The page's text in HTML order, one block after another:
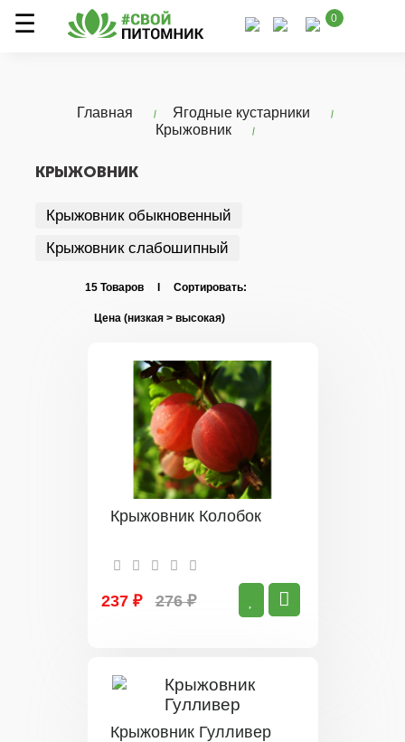
0
Главная
Ягодные кустарники
Крыжовник
КРЫЖОВНИК
Крыжовник обыкновенный
Крыжовник слабошипный
15 Товаров I Сортировать:
Крыжовник Колобок
237 ₽ 276 ₽
Крыжовник Гулливер